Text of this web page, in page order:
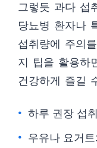
그렇듯 과다 섭
당뇨병 환자나
섭취량에 주의
지 팁을 활용하
건강하게 즐길
하루 권장 섭
우유나 요거